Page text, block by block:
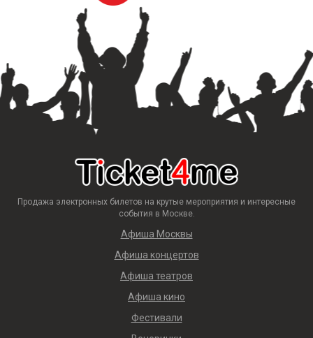
Продажа электронных билетов на крутые мероприятия и интересные
события в Москве.
Афиша Москвы
Афиша концертов
Афиша театров
Афиша кино
Фестивали